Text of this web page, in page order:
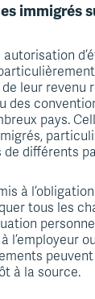
immigrés
leur revenu
des
pays.
différents
à
tous les
l’employeur
à la source.